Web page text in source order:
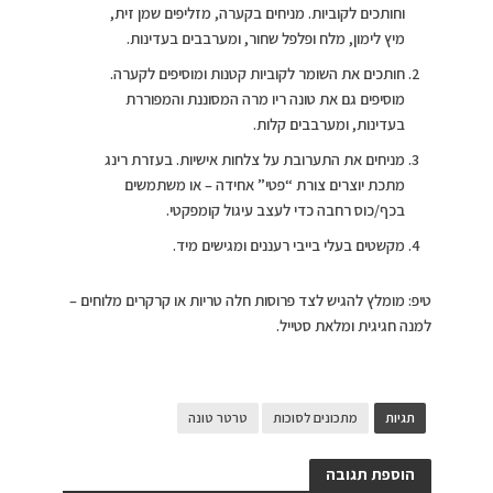
וחותכים לקוביות. מניחים בקערה, מזליפים שמן זית,
מיץ לימון, מלח ופלפל שחור, ומערבבים בעדינות.
חותכים את השומר לקוביות קטנות ומוסיפים לקערה.
מוסיפים גם את טונה ריו מרה המסוננת והמפוררת
בעדינות, ומערבבים קלות.
מניחים את התערובת על צלחות אישיות. בעזרת רינג
מתכת יוצרים צורת “פטי” אחידה – או משתמשים
בכף/כוס רחבה כדי לעצב עיגול קומפקטי.
מקשטים בעלי בייבי רעננים ומגישים מיד.
טיפ: מומלץ להגיש לצד פרוסות חלה טריות או קרקרים מלוחים –
למנה חגיגית ומלאת סטייל.
תגיות מתכונים לסוכות טרטר טונה
הוספת תגובה